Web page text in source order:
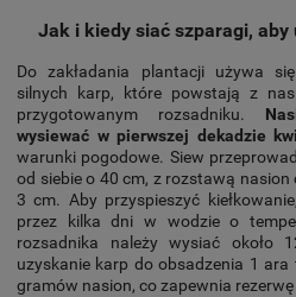
Jak i kiedy siać szparagi,
Do zakładania plantacji używa
silnych karp, które powstają z
przygotowanym rozsadniku.
wysiewać w pierwszej dekadzie
warunki pogodowe. Siew
od siebie o 40 cm, z rozstawą nasion
3 cm. Aby przyspieszyć
przez kilka dni w wodzie o
rozsadnika należy wysiać około
uzyskanie karp do obsadzenia 1
gramów nasion, co zapewnia rezerwę